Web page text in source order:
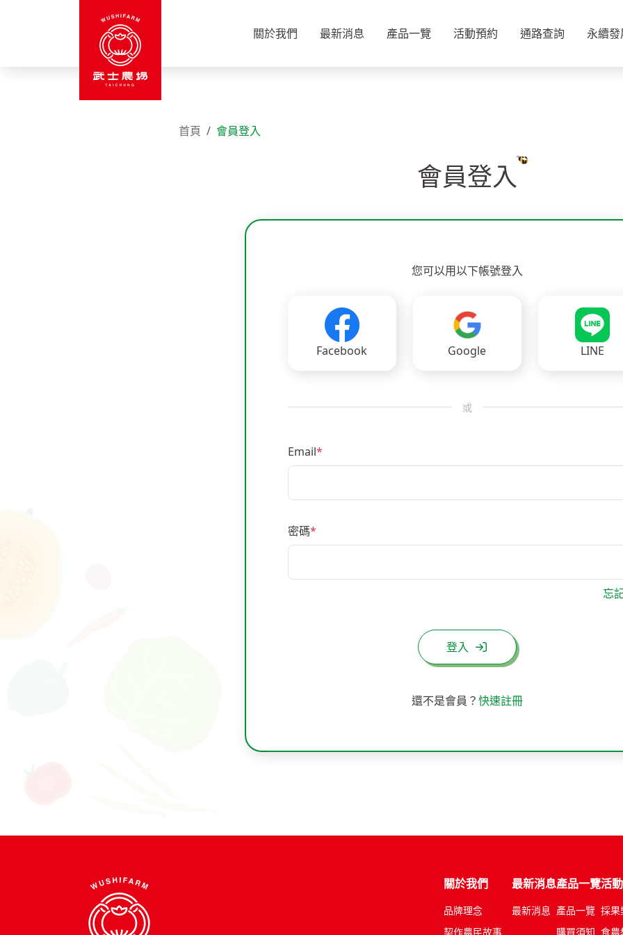
關於我們 最新消息 產品一覽 活動預約 通路查詢 永續
首頁 會員登入
會員登入
您可以用以下帳號登入
Facebook Google LINE
或
Email*
密碼*
忘
登入
還不是會員？快速註冊
關於我們
品牌理念
契作農民故事
最新消息
最新消息
產品一覽
產品一覽
購買須知
活
採果
食農